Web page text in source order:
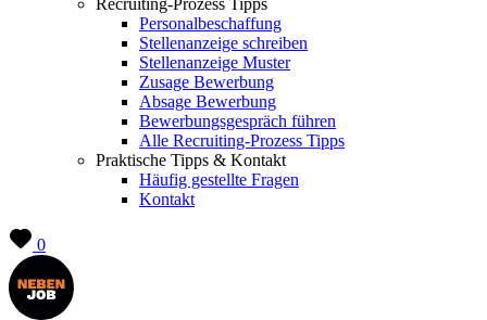
Recruiting-Prozess Tipps
Personalbeschaffung
Stellenanzeige schreiben
Stellenanzeige Muster
Zusage Bewerbung
Absage Bewerbung
Bewerbungsgespräch führen
Alle Recruiting-Prozess Tipps
Praktische Tipps & Kontakt
Häufig gestellte Fragen
Kontakt
0